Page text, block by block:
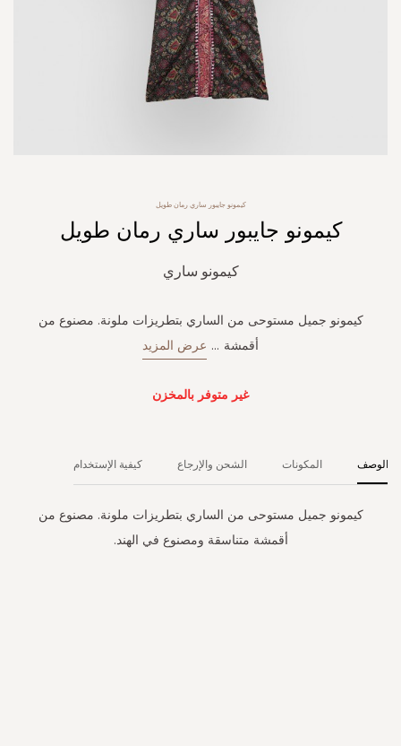
gallery
كيمونو جايبور ساري رمان طويل
كيمونو جايبور ساري رمان طويل
كيمونو ساري
كيمونو جميل مستوحى من الساري بتطريزات ملونة. مصنوع من
أقمشة ... عرض المزيد
غير متوفر بالمخزن
الوصف
كيمونو جميل مستوحى من الساري بتطريزات ملونة. مصنوع من
أقمشة متناسقة ومصنوع في الهند.
المكونات الشحن والإرجاع كيفية الإستخدام